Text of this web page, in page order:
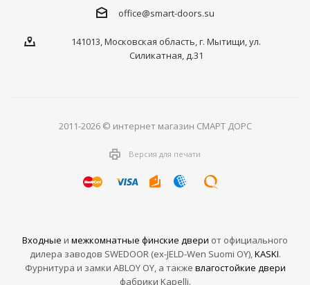
office@smart-doors.su
141013, Московская область, г. Мытищи, ул.
Силикатная, д.31
2011-2026 © интернет магазин СМАРТ ДОРС
Версия для печати
Входные и межкомнатные финские двери от официального
дилера заводов SWEDOOR (ex-JELD-Wen Suomi OY),KASKI.
Фурнитура и замки ABLOY OY, а также влагостойкие двери
фабрики Kapelli.